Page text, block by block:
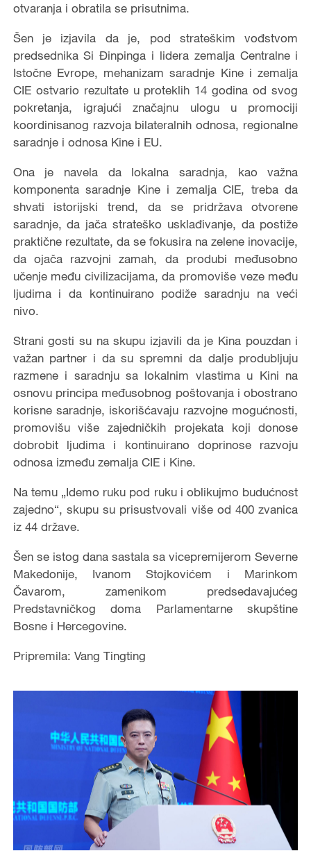
otvaranja i obratila se prisutnima.
Šen je izjavila da je, pod strateškim vođstvom
predsednika Si Đinpinga i lidera zemalja Centralne i
Istočne Evrope, mehanizam saradnje Kine i zemalja
CIE ostvario rezultate u proteklih 14 godina od svog
pokretanja, igrajući značajnu ulogu u promociji
koordinisanog razvoja bilateralnih odnosa, regionalne
saradnje i odnosa Kine i EU.
Ona je navela da lokalna saradnja, kao važna
komponenta saradnje Kine i zemalja CIE, treba da
shvati istorijski trend, da se pridržava otvorene
saradnje, da jača strateško usklađivanje, da postiže
praktične rezultate, da se fokusira na zelene inovacije,
da ojača razvojni zamah, da produbi međusobno
učenje među civilizacijama, da promoviše veze među
ljudima i da kontinuirano podiže saradnju na veći
nivo.
Strani gosti su na skupu izjavili da je Kina pouzdan i
važan partner i da su spremni da dalje produbljuju
razmene i saradnju sa lokalnim vlastima u Kini na
osnovu principa međusobnog poštovanja i obostrano
korisne saradnje, iskorišćavaju razvojne mogućnosti,
promovišu više zajedničkih projekata koji donose
dobrobit ljudima i kontinuirano doprinose razvoju
odnosa između zemalja CIE i Kine.
Na temu „Idemo ruku pod ruku i oblikujmo budućnost
zajedno“, skupu su prisustvovali više od 400 zvanica
iz 44 države.
Šen se istog dana sastala sa vicepremijerom Severne
Makedonije, Ivanom Stojkovićem i Marinkom
Čavarom, zamenikom predsedavajućeg
Predstavničkog doma Parlamentarne skupštine
Bosne i Hercegovine.
Pripremila: Vang Tingting